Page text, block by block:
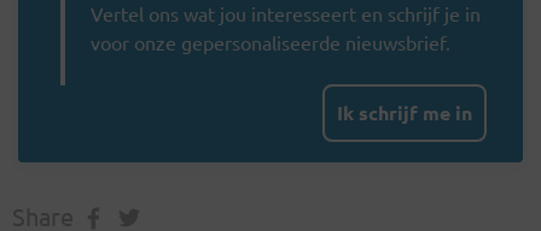
Vertel ons wat jou interesseert en schrijf je in
voor onze gepersonaliseerde nieuwsbrief.
Ik schrijf me in